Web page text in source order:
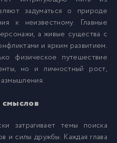
задуматься о природе
к неизвестному. Главные
а живые существа с
и ярким развитием.
физическое путешествие
но и личностный рост,
смыслов
затрагивает темы поиска
и силы дружбы. Каждая глава